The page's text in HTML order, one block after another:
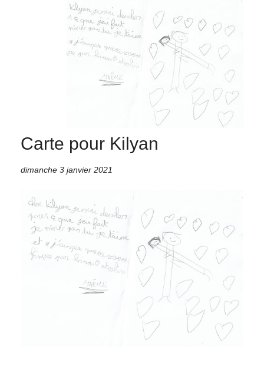
Carte pour Kilyan
dimanche 3 janvier 2021